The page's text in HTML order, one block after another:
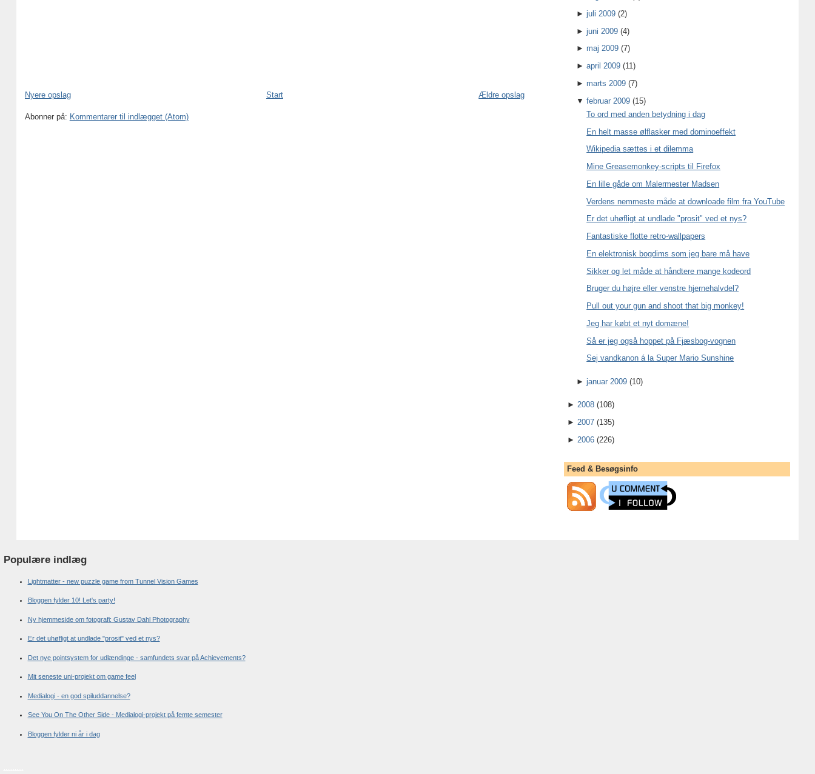
Nyere opslag Ældre opslag
Start
Abonner på: Kommentarer til indlægget (Atom)
►juli 2009 (2)
►juni 2009 (4)
►maj 2009 (7)
►april 2009 (11)
►marts 2009 (7)
▼februar 2009 (15)
To ord med anden betydning i dag
En helt masse ølflasker med dominoeffekt
Wikipedia sættes i et dilemma
Mine Greasemonkey-scripts til Firefox
En lille gåde om Malermester Madsen
Verdens nemmeste måde at downloade film fra YouTube
Er det uhøfligt at undlade "prosit" ved et nys?
Fantastiske flotte retro-wallpapers
En elektronisk bogdims som jeg bare må have
Sikker og let måde at håndtere mange kodeord
Bruger du højre eller venstre hjernehalvdel?
Pull out your gun and shoot that big monkey!
Jeg har købt et nyt domæne!
Så er jeg også hoppet på Fjæsbog-vognen
Sej vandkanon á la Super Mario Sunshine
►januar 2009 (10)
► 2008 (108)
► 2007 (135)
► 2006 (226)
Feed & Besøgsinfo
Populære indlæg
Lightmatter - new puzzle game from Tunnel Vision Games
Bloggen fylder 10! Let's party!
Ny hjemmeside om fotografi: Gustav Dahl Photography
Er det uhøfligt at undlade "prosit" ved et nys?
Det nye pointsystem for udlændinge - samfundets svar på Achievements?
Mit seneste uni-projekt om game feel
Medialogi - en god spiluddannelse?
See You On The Other Side - Medialogi-projekt på femte semester
Bloggen fylder ni år i dag